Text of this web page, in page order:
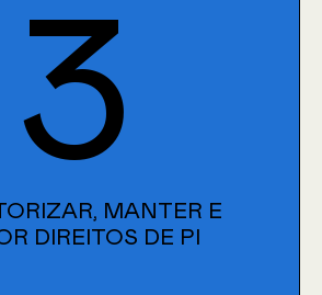
DE AÇÃO ↓
3
MANTER E
DIREITOS DE PI